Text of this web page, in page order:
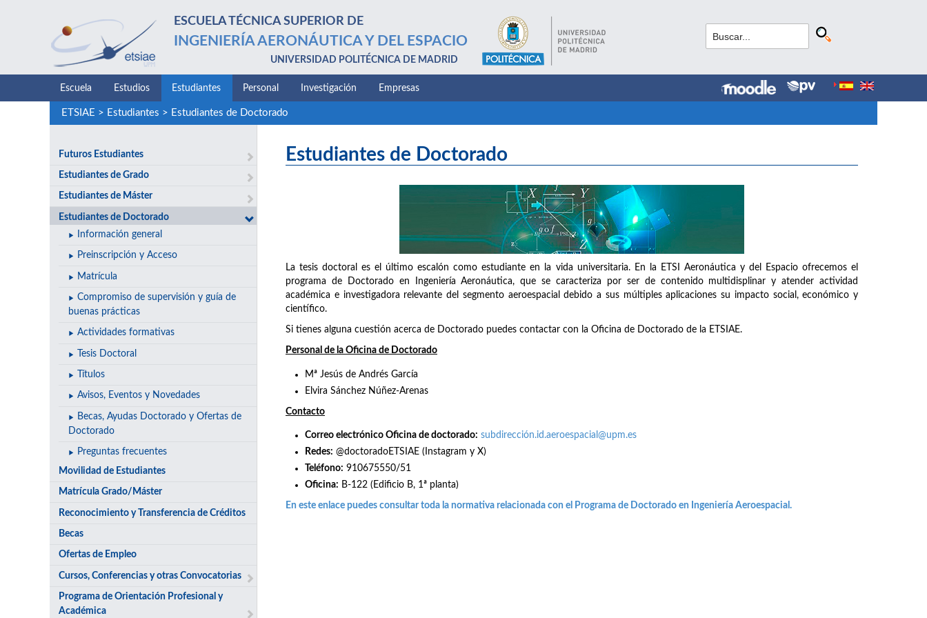
ESCUELA TÉCNICA SUPERIOR DE
INGENIERÍA AERONÁUTICA Y DEL ESPACIO
UNIVERSIDAD POLITÉCNICA DE MADRID
Escuela Estudios Estudiantes Personal Investigación Empresas
ETSIAE > Estudiantes > Estudiantes de Doctorado
Futuros Estudiantes
Estudiantes de Grado
Estudiantes de Máster
Estudiantes de Doctorado
Información general
Preinscripción y Acceso
Matrícula
Compromiso de supervisión y guía de
buenas prácticas
Actividades formativas
Tesis Doctoral
Títulos
Avisos, Eventos y Novedades
Becas, Ayudas Doctorado y Ofertas de
Doctorado
Preguntas frecuentes
Movilidad de Estudiantes
Matrícula Grado/Máster
Reconocimiento y Transferencia de Créditos
Becas
Ofertas de Empleo
Cursos, Conferencias y otras Convocatorias
Programa de Orientación Profesional y
Académica
Estudiantes de Doctorado
La tesis doctoral es el último escalón como estudiante en la vida universitaria. En la ETSI Aeronáutica y del Espacio ofrecemos el
programa de Doctorado en Ingeniería Aeronáutica, que se caracteriza por ser de contenido multidisplinar y atender actividad
académica e investigadora relevante del segmento aeroespacial debido a sus múltiples aplicaciones su impacto social, económico y
científico.
Si tienes alguna cuestión acerca de Doctorado puedes contactar con la Oficina de Doctorado de la ETSIAE.
Personal de la Oficina de Doctorado
Mª Jesús de Andrés García
Elvira Sánchez Núñez-Arenas
Contacto
Correo electrónico Oficina de doctorado: subdirección.id.aeroespacial@upm.es
Redes: @doctoradoETSIAE (Instagram y X)
Teléfono: 910675550/51
Oficina: B-122 (Edificio B, 1ª planta)
En este enlace puedes consultar toda la normativa relacionada con el Programa de Doctorado en Ingeniería Aeroespacial.